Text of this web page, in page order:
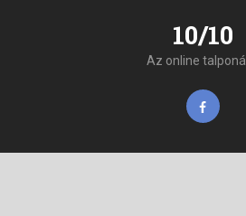
10/10
Az online